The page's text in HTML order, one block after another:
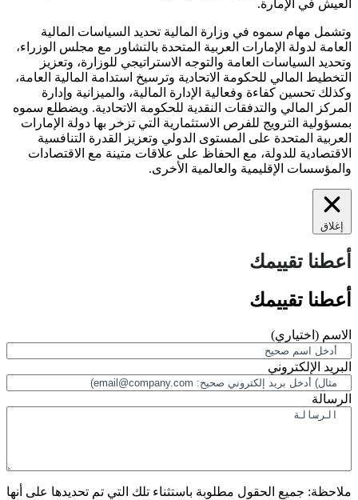
العيش في الإمارة.
وتشمل مهام سموه في وزارة المالية تحديد السياسات المالية
العامة لدولة الإمارات العربية المتحدة بالتشاور مع مجلس الوزراء،
وتحديد السياسات العامة والتوجه الاستراتيجي للوزارة، وتعزيز
التخطيط المالي للحكومة الاتحادية وترسيخ استدامة المالية العامة،
وكذلك تحسين كفاءة وفعالية الإدارة المالية، والميزانية وإدارة
المركز المالي والتدفقات النقدية للحكومة الاتحادية. ويضطلع سموه
بمسؤولية الترويج للفرص الاستثمارية التي تزخر بها دولة الإمارات
العربية المتحدة على المستوى الدولي وتعزيز القدرة التنافسية
الاقتصادية للدولة، مع الحفاظ على علاقات متينة مع الاقتصادات
والمؤسسات الإقليمية والعالمية الأخرى.
إغلاق
أعطنا تقييمك
أعطنا تقييمك
الاسم (اختياري)
البريد الإلكتروني
الرسالة
ملاحظة: جميع الحقول مطلوبة باستثناء تلك التي تم تحديدها على أنها